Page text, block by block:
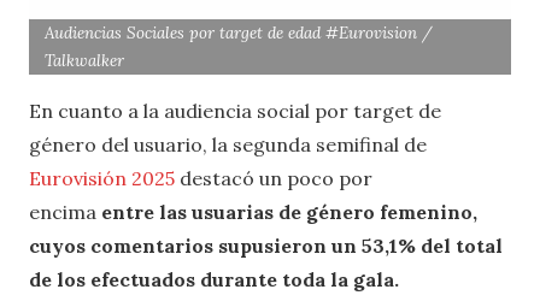
Audiencias Sociales por target de edad #Eurovision /
Talkwalker
En cuanto a la audiencia social por target de
género del usuario, la segunda semifinal de
Eurovisión 2025 destacó un poco por
encima entre las usuarias de género femenino,
cuyos comentarios supusieron un 53,1% del total
de los efectuados durante toda la gala.